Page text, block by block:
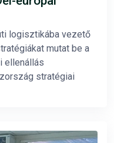
logisztikába vezető
mutat be a
ellenállás
stratégiai